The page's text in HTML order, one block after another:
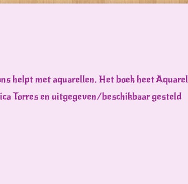
helpt met aquarellen. Het boek heet Aquarel
Torres en uitgegeven/beschikbaar gesteld